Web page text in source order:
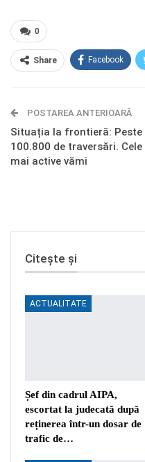
0
Share Facebook
Telegram OK.ru
POSTAREA ANTERIOARĂ
Situația la frontieră: Peste
100.800 de traversări. Cele
mai active vămi
Citește și
ACTUALITATE
Șef din cadrul AIPA,
escortat la judecată după
reținerea într-un dosar de
trafic de…